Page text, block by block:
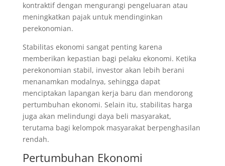
kontraktif dengan mengurangi pengeluaran atau
meningkatkan pajak untuk mendinginkan
perekonomian.
Stabilitas ekonomi sangat penting karena
memberikan kepastian bagi pelaku ekonomi. Ketika
perekonomian stabil, investor akan lebih berani
menanamkan modalnya, sehingga dapat
menciptakan lapangan kerja baru dan mendorong
pertumbuhan ekonomi. Selain itu, stabilitas harga
juga akan melindungi daya beli masyarakat,
terutama bagi kelompok masyarakat berpenghasilan
rendah.
Pertumbuhan Ekonomi